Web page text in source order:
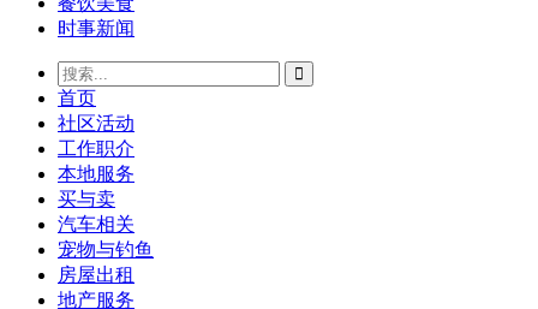
时事新闻
首页
社区活动
工作职介
本地服务
买与卖
汽车相关
宠物与钓鱼
房屋出租
地产服务